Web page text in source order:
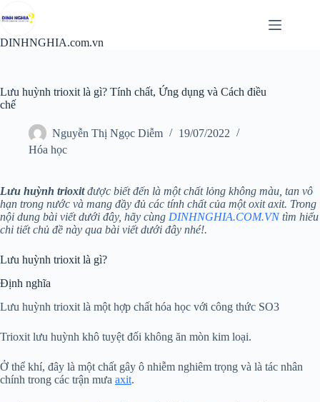
đến
nội
DINHNGHIA.com.vn
Lưu huỳnh trioxit là gì? Tính chất, Ứng dụng và Cách điều
chế
Nguyễn Thị Ngọc Diễm
19/07/2022
Hóa học
Lưu huỳnh trioxitđược biết đến là một chất lỏng không màu, tan vô
hạn trong nước và mang đầy đủ các tính chất của một oxit axit. Trong
nội dung bài viết dưới đây, hãy cùng DINHNGHIA.COM.VNtìm hiểu
chi tiết chủ đề này qua bài viết dưới đây nhé!.
Lưu huỳnh trioxit là gì?
Định nghĩa
Lưu huỳnh trioxit là một hợp chất hóa học với công thức SO3
Trioxit lưu huỳnh khô tuyệt đối không ăn mòn kim loại.
Ở thể khí, đây là một chất gây ô nhiễm nghiêm trọng và là tác nhân
chính trong các trận mưa axit.